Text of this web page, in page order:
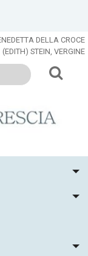
DELLA CROCE
(EDITH) STEIN, VERGINE